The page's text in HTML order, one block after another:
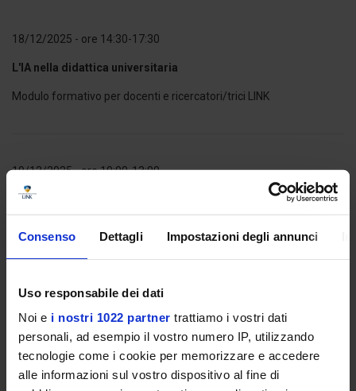
Consenso Dettagli Impostazioni degli annunci
Uso responsabile dei dati
Noi e i nostri 1022 partner trattiamo i vostri dati
personali, ad esempio il vostro numero IP, utilizzando
tecnologie come i cookie per memorizzare e accedere
alle informazioni sul vostro dispositivo al fine di
18/12/2025 - ore 14:30-17:30
L'IA nella didattica universitaria
Modulo formativo per docenti e ricercatori/trici LINK
19/12/2025 - ore 10:00-13:00
L'IA per il Personale Tecnico Amministrativo
Modulo formativo per tutto il Personale Tecnico Amministrativo
Per partecipare scrivere a terzamissione@unilink.it